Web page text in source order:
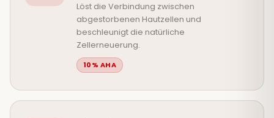
Löst die Verbindung zwischen
abgestorbenen Hautzellen und
beschleunigt die natürliche
Zellerneuerung.
10% AHA